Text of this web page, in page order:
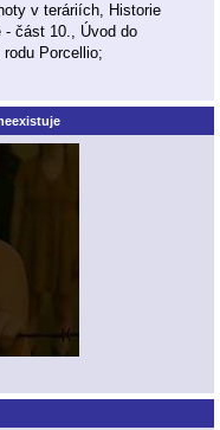
v teráriích, Historie
- část 10., Úvod do
Porcellio;